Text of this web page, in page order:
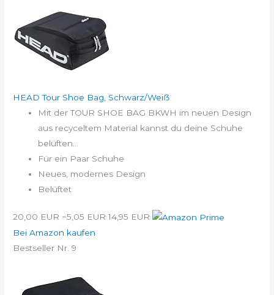
HEAD Tour Shoe Bag, Schwarz/Weiẞ
Mit der TOUR SHOE BAG BKWH im neuen Design
aus recyceltem Material kannst du deine Schuhe
belüften...
Für ein Paar Schuhe
Neues, modernes Design
Belüftet
20,00 EUR −5,05 EUR 14,95 EUR
Bei Amazon kaufen
Bestseller Nr. 9